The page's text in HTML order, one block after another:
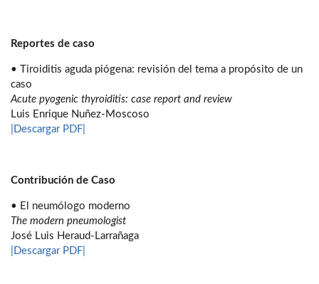
Reportes de caso
• Tiroiditis aguda piógena: revisión del tema a propósito de un
caso
Acute pyogenic thyroiditis: case report and review
Luis Enrique Nuñez-Moscoso
|Descargar PDF|
Contribución de Caso
• El neumólogo moderno
The modern pneumologist
José Luis Heraud-Larrañaga
|Descargar PDF|